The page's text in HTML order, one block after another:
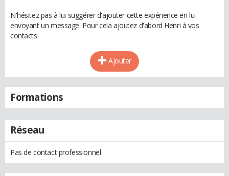
N'hésitez pas à lui suggérer d'ajouter cette expérience en lui
envoyant un message. Pour cela ajoutez d'abord Henri à vos
contacts.
Ajouter
Formations
Réseau
Pas de contact professionnel